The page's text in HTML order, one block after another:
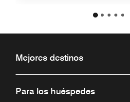
Mejores destinos
Para los huéspedes